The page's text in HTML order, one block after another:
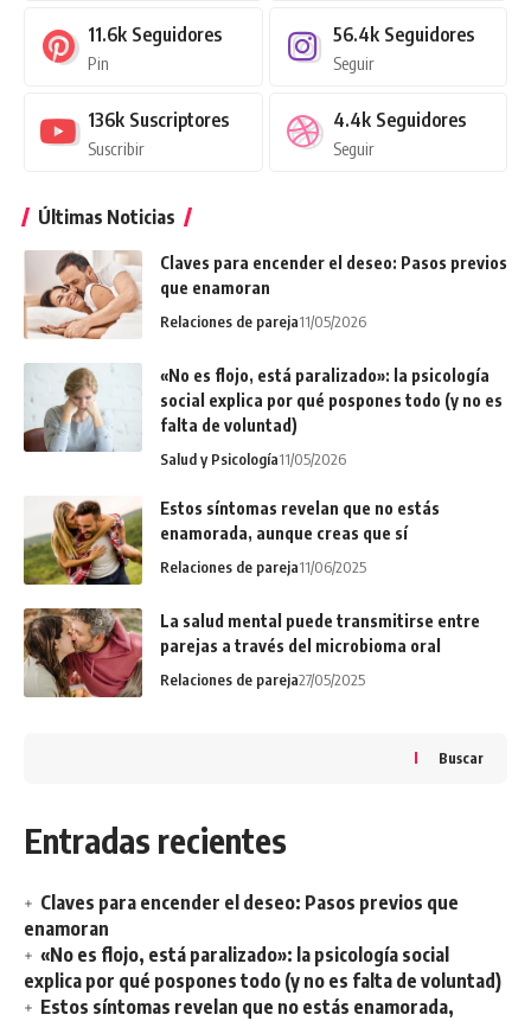
11.6k Seguidores
Pin
56.4k Seguidores
Seguir
136k Suscriptores
Suscribir
4.4k Seguidores
Seguir
Últimas Noticias
Claves para encender el deseo: Pasos previos
que enamoran
Relaciones de pareja11/05/2026
«No es flojo, está paralizado»: la psicología
social explica por qué pospones todo (y no es
falta de voluntad)
Salud y Psicología11/05/2026
Estos síntomas revelan que no estás
enamorada, aunque creas que sí
Relaciones de pareja11/06/2025
La salud mental puede transmitirse entre
parejas a través del microbioma oral
Relaciones de pareja27/05/2025
Buscar
Entradas recientes
Claves para encender el deseo: Pasos previos que
enamoran
«No es flojo, está paralizado»: la psicología social
explica por qué pospones todo (y no es falta de voluntad)
Estos síntomas revelan que no estás enamorada,